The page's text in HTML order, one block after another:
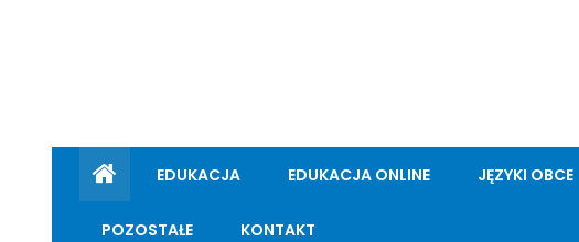
EDUKACJA EDUKACJA ONLINE JĘZYKI OBCE
POZOSTAŁE KONTAKT